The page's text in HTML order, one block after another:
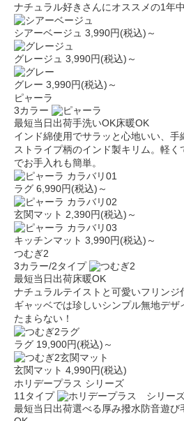
ナチュラル好きさんにオススメの1年
シアーベージュ 3,990円(税込)～
グレージュ 3,990円(税込)～
グレー 3,990円(税込)～
ピャーラ
3カラー
最短当日出荷手洗いOK床暖OK
インド綿使用でサラッと心地いい、
ストライプ柄のインド製キリム。軽
でお手入れも簡単。
ラグ 6,990円(税込)～
玄関マット 2,390円(税込)～
キッチンマット 3,990円(税込)～
つむぎ2
3カラー/2タイプ
最短当日出荷床暖OK
ナチュラルテイストと可愛いフリンジ
ギャッベでは珍しいシンプル無地デ
たまらない！
ラグ 19,900円(税込)～
玄関マット 4,990円(税込)
ホリデープラス シリーズ
11タイプ
最短当日出荷選べる厚み撥水防音遊び